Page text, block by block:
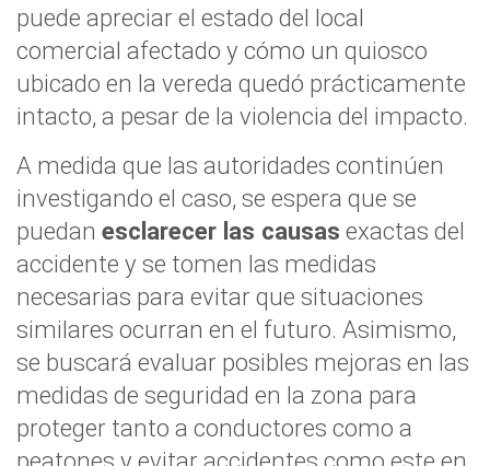
puede apreciar el estado del local
comercial afectado y cómo un quiosco
ubicado en la vereda quedó prácticamente
intacto, a pesar de la violencia del impacto.
A medida que las autoridades continúen
investigando el caso, se espera que se
puedan esclarecer las causas exactas del
accidente y se tomen las medidas
necesarias para evitar que situaciones
similares ocurran en el futuro. Asimismo,
se buscará evaluar posibles mejoras en las
medidas de seguridad en la zona para
proteger tanto a conductores como a